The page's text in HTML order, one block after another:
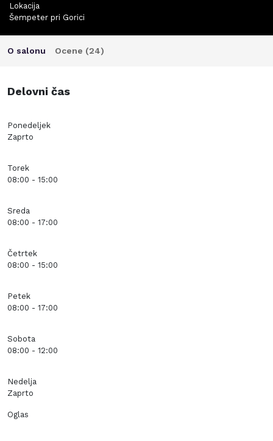
Lokacija
Šempeter pri Gorici
O salonu Ocene (24)
Delovni čas
Ponedeljek
Zaprto
Torek
08:00 - 15:00
Sreda
08:00 - 17:00
Četrtek
08:00 - 15:00
Petek
08:00 - 17:00
Sobota
08:00 - 12:00
Nedelja
Zaprto
Oglas